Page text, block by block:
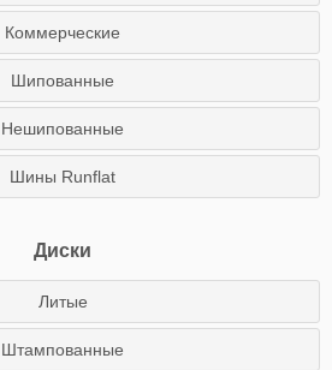
Коммерческие
Шипованные
Нешипованные
Шины Runflat
Диски
Литые
Штампованные